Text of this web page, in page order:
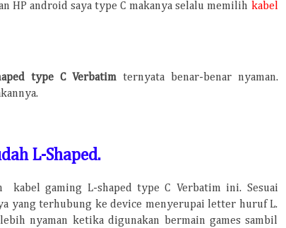
HP android saya type C makanya selalu memilih kabel
type C Verbatim ternyata benar-benar nyaman.
L-Shaped.
kabel gaming L-shaped type C Verbatim ini. Sesuai
yang terhubung ke device menyerupai letter huruf L.
nyaman ketika digunakan bermain games sambil